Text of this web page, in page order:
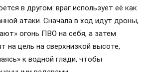
в другом: враг использует её как
атаки. Сначала в ход идут дроны,
огонь ПВО на себя, а затем
на цель на сверхнизкой высоте,
к водной глади, чтобы